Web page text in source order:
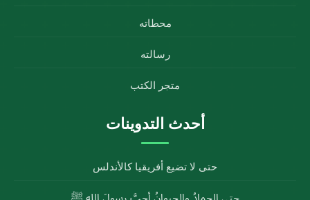
محطاته
رسالته
متجر الكتب
أحدث التدوينات
حتى لا تضيع أفريقيا كالأندلس